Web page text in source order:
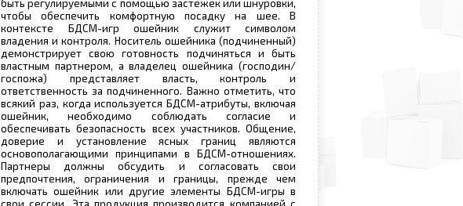
быть регулируемыми с помощью застежек или шнуровки,
чтобы обеспечить комфортную посадку на шее. В
контексте БДСМ-игр ошейник служит символом
владения и контроля. Носитель ошейника (подчиненный)
демонстрирует свою готовность подчиняться и быть
властным партнером, а владелец ошейника (господин/
госпожа) представляет власть, контроль и
ответственность за подчиненного. Важно отметить, что
всякий раз, когда используется БДСМ-атрибуты, включая
ошейник, необходимо соблюдать согласие и
обеспечивать безопасность всех участников. Общение,
доверие и установление ясных границ являются
основополагающими принципами в БДСМ-отношениях.
Партнеры должны обсудить и согласовать свои
предпочтения, ограничения и границы, прежде чем
включать ошейник или другие элементы БДСМ-игры в